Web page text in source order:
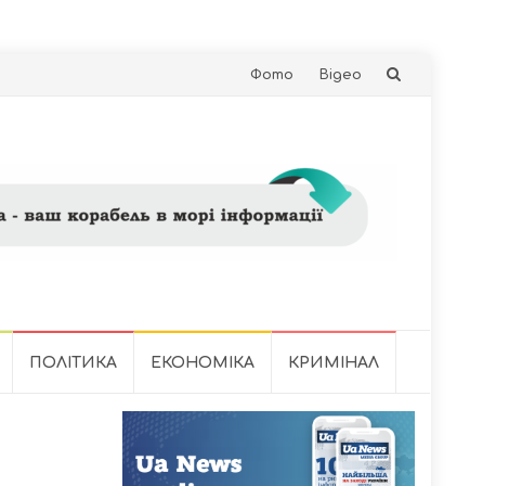
Skip
Фото Відео
ПОЛІТИКА ЕКОНОМІКА КРИМІНАЛ